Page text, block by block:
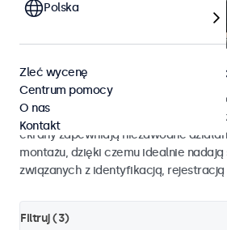
Ekrany do kontroli dostępu i
Monitory i ekrany dotykowe
pracy i płynnej integracji z systemami
ekrany zapewniają niezawodne
montażu, dzięki czemu idealnie
związanych z identyfikacją,
Filtruj (3)
Polska
Zleć wycenę
Centrum pomocy
O nas
Kontakt